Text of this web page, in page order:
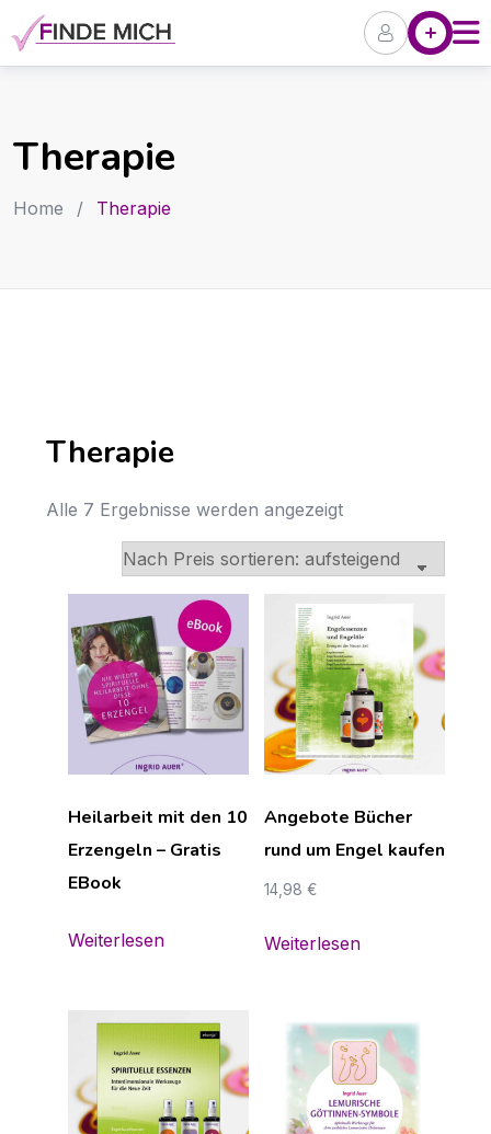
to
content
Angebote
Therapie
Home / Therapie
Therapie
Alle 7 Ergebnisse werden angezeigtNach
Preis
sortiert:
Heilarbeit mit den 10
Erzengeln – Gratis
EBook
Weiterlesen
Angebote Bücher
rund um Engel kaufen
14,98 €
Weiterlesen